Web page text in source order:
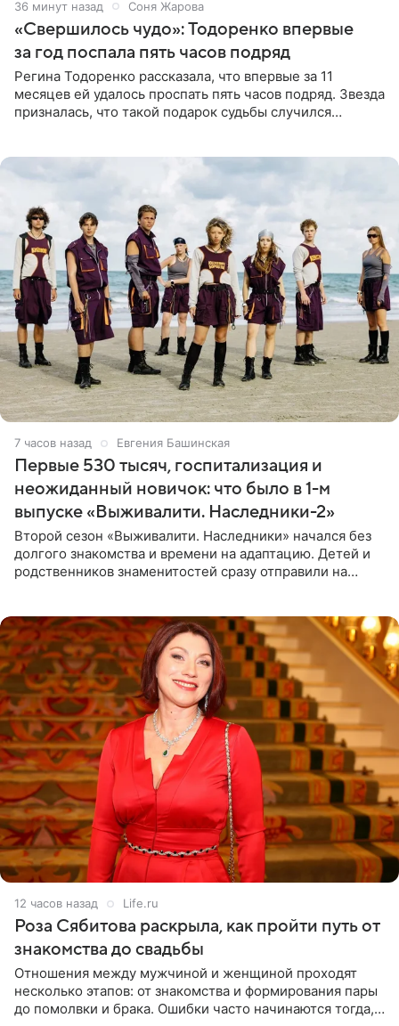
36 минут назад Соня Жарова
«Свершилось чудо»: Тодоренко впервые
за год поспала пять часов подряд
Регина Тодоренко рассказала, что впервые за 11
месяцев ей удалось проспать пять часов подряд. Звезда
призналась, что такой подарок судьбы случился
7 часов назад Евгения Башинская
Первые 530 тысяч, госпитализация и
неожиданный новичок: что было в 1-м
выпуске «Выживалити. Наследники-2»
Второй сезон «Выживалити. Наследники» начался без
долгого знакомства и времени на адаптацию. Детей и
родственников знаменитостей сразу отправили на
12 часов назад Life.ru
Роза Сябитова раскрыла, как пройти путь от
знакомства до свадьбы
Отношения между мужчиной и женщиной проходят
несколько этапов: от знакомства и формирования пары
до помолвки и брака. Ошибки часто начинаются тогда,